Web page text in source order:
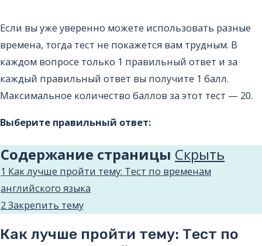
Если вы уже уверенно можете использовать разные
времена, тогда тест не покажется вам трудным. В
каждом вопросе только 1 правильный ответ и за
каждый правильный ответ вы получите 1 балл.
Максимальное количество баллов за этот тест — 20.
Выберите правильный ответ:
Содержание страницы Cкрыть
1 Как лучше пройти тему: Тест по временам
английского языка
2Закрепить тему
Как лучше пройти тему: Тест по